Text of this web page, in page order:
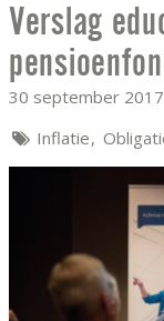
VERSLAG
Verslag
30 september 2017
Inflatie